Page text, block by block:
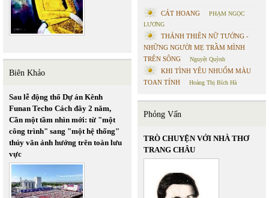
Biên Khảo
Sau lễ động thổ Dự án Kênh
Funan Techo Cách đây 2 năm,
Cần một tầm nhìn mới: từ "một
công trình" sang "một hệ thống"
thủy văn ảnh hưởng trên toàn lưu
vực
CÁT HOANG
PHẠM NGỌC
LƯƠNG
THÁNH THIÊN NỮ TƯỚNG -
NHỮNG NGƯỜI MẸ TRẦM MÌNH
TRÊN SÔNG
Nguyệt Quỳnh
KHI TÌNH YÊU NHUỐM MÀU
TOAN TÍNH
Hoàng Thị Bích Hà
Phỏng Vấn
TRÒ CHUYỆN VỚI NHÀ THƠ
TRANG CHÂU